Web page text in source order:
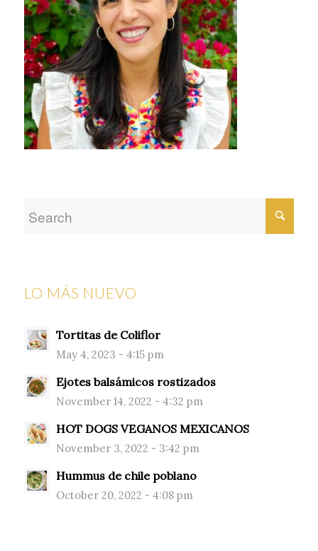
LO MÁS NUEVO
Tortitas de Coliflor
May 4, 2023 - 4:15 pm
Ejotes balsámicos rostizados
November 14, 2022 - 4:32 pm
HOT DOGS VEGANOS MEXICANOS
November 3, 2022 - 3:42 pm
Hummus de chile poblano
October 20, 2022 - 4:08 pm